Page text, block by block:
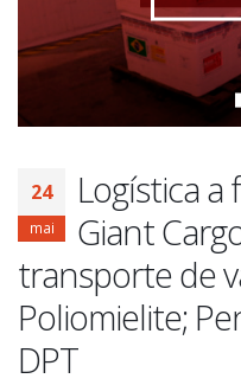
24
mai
Logística a
Giant
transporte de
Poliomielite;
DPT